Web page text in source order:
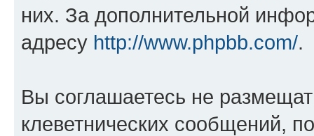
них. За дополнительной
адресу http://www.phpbb.com/.
Вы соглашаетесь не
клеветнических сообщений,